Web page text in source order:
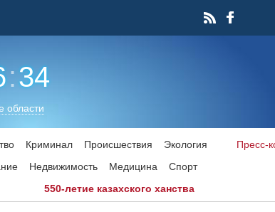
:34
области
Криминал Происшествия
Экология
Недвижимость Медицина
Спорт
550-летие казахского ханства
Пресс-